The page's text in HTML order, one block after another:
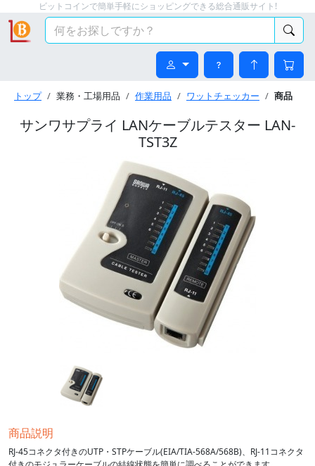
ビットコインで簡単手軽にショッピングできる総合通販サイト!
トップ 業務・工場用品 作業用品 ワットチェッカー 商品
サンワサプライ LANケーブルテスター LAN-
TST3Z
商品説明
RJ-45コネクタ付きのUTP・STPケーブル(EIA/TIA-568A/568B)、RJ-11コネクタ